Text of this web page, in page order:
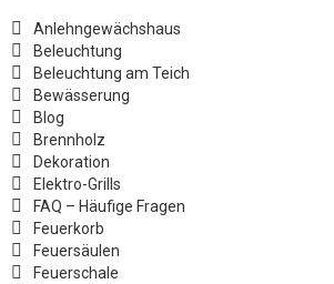
Anlehngewächshaus
Beleuchtung
Beleuchtung am Teich
Bewässerung
Blog
Brennholz
Dekoration
Elektro-Grills
FAQ – Häufige Fragen
Feuerkorb
Feuersäulen
Feuerschale